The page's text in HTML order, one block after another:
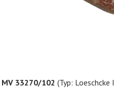
MV 33270/102 (Typ: